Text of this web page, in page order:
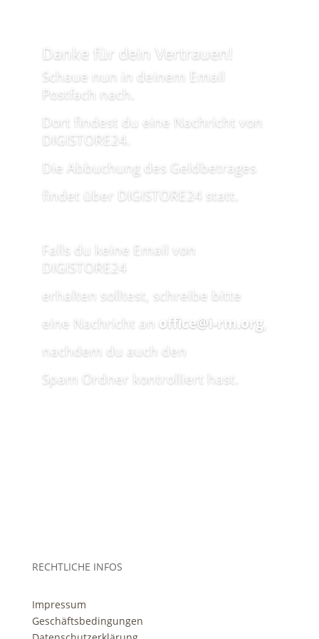
Danke für dein Vertrauen!
Schaue nun in deinem Email
Postfach nach.
Dort findest du eine Nachricht von
DIGISTORE24.
Die Abbuchung des Geldbetrages
findet über DIGISTORE24 statt.
Falls du keine Email von
DIGISTORE24
erhalten solltest, schreibe bitte
eine Nachricht an office@i-rm.org
nachdem du auch den
Spam Ordner kontrolliert hast.
RECHTLICHE INFOS
Impressum
Geschäftsbedingungen